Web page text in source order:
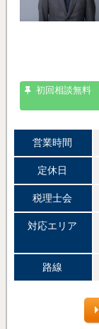
初回相談無料
営業時間
定休日
税理士会
対応エリア
路線